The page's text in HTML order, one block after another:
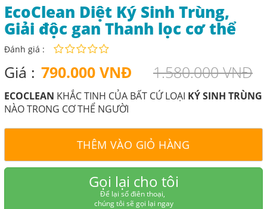
EcoClean Diệt Ký Sinh Trùng,
Giải độc gan Thanh lọc cơ thể
Đánh giá :
Giá : 790.000 VNĐ 1.580.000 VNĐ
ECOCLEAN KHẮC TINH CỦA BẤT CỨ LOẠI KÝ SINH TRÙNG
NÀO TRONG CƠ THỂ NGƯỜI
THÊM VÀO GIỎ HÀNG
Gọi lại cho tôi
Để lại số điên thoại,
chúng tôi sẽ gọi lại ngay